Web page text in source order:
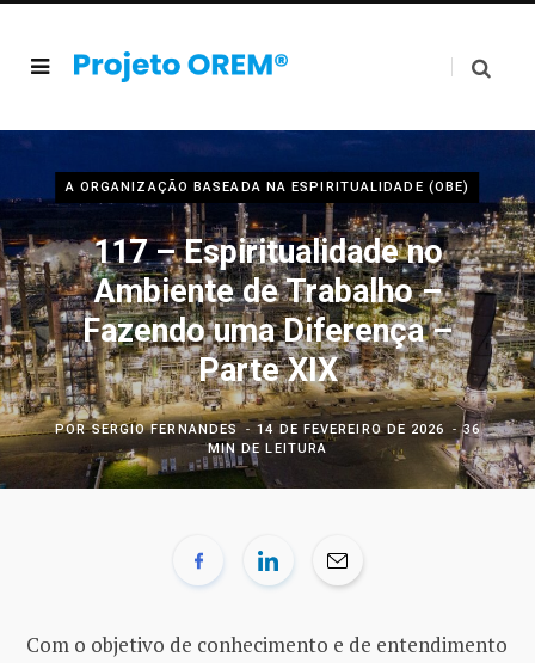
A ORGANIZAÇÃO BASEADA NA ESPIRITUALIDADE (OBE)
117 – Espiritualidade no
Ambiente de Trabalho –
Fazendo uma Diferença –
Parte XIX
PORSERGIO FERNANDES 14 DE FEVEREIRO DE 2026
36
MIN DE LEITURA
Com o objetivo de conhecimento e de entendimento